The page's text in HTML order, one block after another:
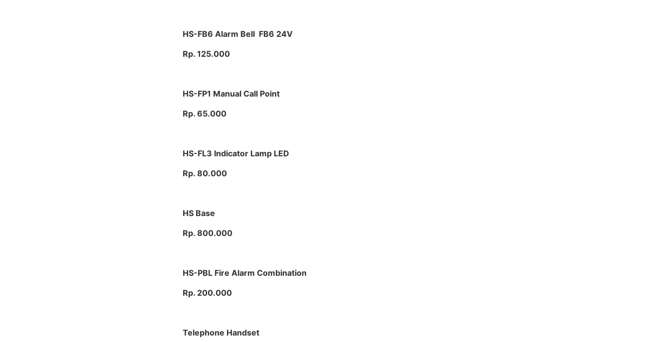
HS-FB6 Alarm Bell FB6 24V
Rp. 125.000
HS-FP1 Manual Call Point
Rp. 65.000
HS-FL3 Indicator Lamp LED
Rp. 80.000
HS Base
Rp. 800.000
HS-PBL Fire Alarm Combination
Rp. 200.000
Telephone Handset